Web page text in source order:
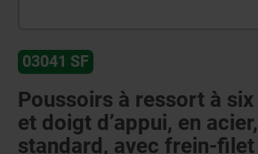
03041 SF
Poussoirs à ressort à
et doigt d’appui, en
standard, avec frein-filet